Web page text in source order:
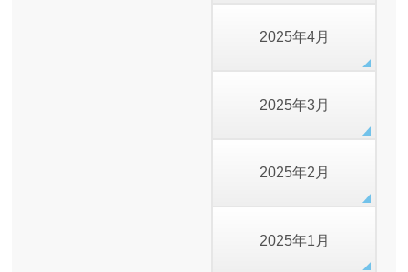
2025年4月
2025年3月
2025年2月
2025年1月